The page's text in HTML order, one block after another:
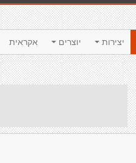
אקראית יוצרים יצירות